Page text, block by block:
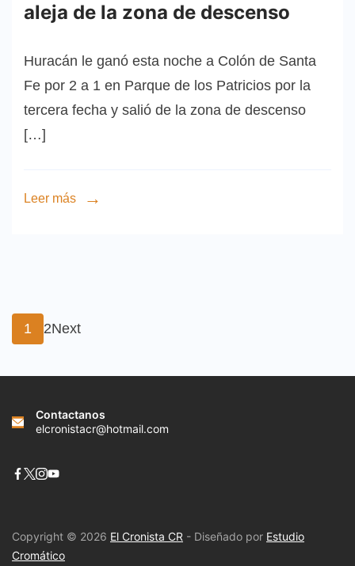
aleja de la zona de descenso
Huracán le ganó esta noche a Colón de Santa
Fe por 2 a 1 en Parque de los Patricios por la
tercera fecha y salió de la zona de descenso
[…]
Leer más
Paginación
de
entradas
Page
1 Page
2Next
Contactanos
elcronistacr@hotmail.com
Copyright © 2026 El Cronista CR - Diseñado por Estudio
Cromático